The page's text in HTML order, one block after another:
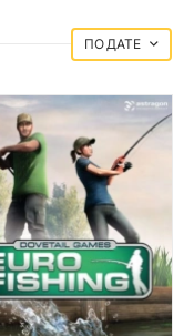
ДАТЕ